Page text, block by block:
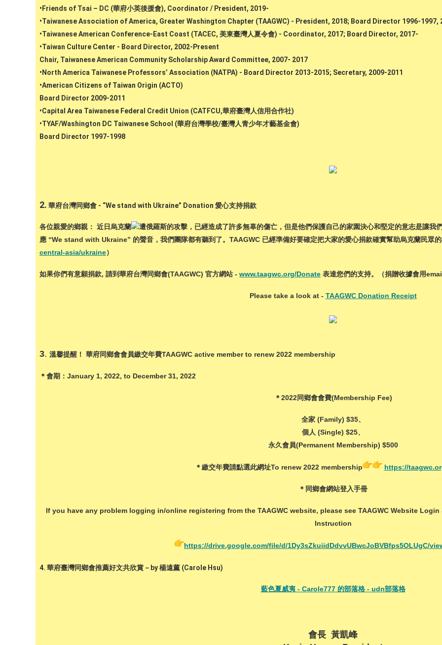
•Friends of Tsai – DC (華府小英後援會), Coordinator / President, 2019-
•Taiwanese Association of America, Greater Washington Chapter (TAAGWC) - President, 2018; Board Director 1996-1997,
•Taiwanese American Conference-East Coast (TACEC, 美東臺灣人夏令會) - Coordinator, 2017; Board Director, 2017-
•Taiwan Culture Center - Board Director, 2002-Present
Chair, Taiwanese American Community Scholarship Award Committee, 2007- 2017
•North America Taiwanese Professors’ Association (NATPA) - Board Director 2013-2015; Secretary, 2009-2011
•American Citizens of Taiwan Origin (ACTO)
Board Director 2009-2011
•Capital Area Taiwanese Federal Credit Union (CATFCU,華府臺灣人信用合作社)
•TYAF/Washington DC Taiwanese School (華府台灣學校/臺灣人青少年才藝基金會)
Board Director 1997-1998
2. 華府台灣同鄉會 - “We stand with Ukraine” Donation 愛心支持捐款
各位親愛的鄉親： 近日烏克蘭
遭俄羅斯的攻擊，已經造成了許多無辜的傷亡，但是他們保護自己的家園決心和堅定的意志是讓
應 “We stand with Ukraine” 的聲音，我們團隊都有聽到了。TAAGWC 已經準備好要確定把大家的愛心捐款確實幫助烏克蘭民眾
central-asia/ukraine）
如果你們有意願捐款, 請到華府台灣同鄉會(TAAGWC) 官方網站 - www.taagwc.org/Donate 表達您們的支持。（捐贈收據會用
Please take a look at - TAAGWC Donation Receipt
3. 溫馨提醒！ 華府同鄉會會員繳交年費TAAGWC active member to renew 2022 membership
＊會期：January 1, 2022, to December 31, 2022
＊2022同鄉會會費(Membership Fee)
全家 (Family) $35、
個人 (Single) $25、
永久會員(Permanent Membership) $500
＊繳交年費請點選此網址To renew 2022 membership https://
＊同鄉會網站登入手冊
If you have any problem logging in/online registering from the TAAGWC website, please see TAAGWC Website
Instruction
https://drive.google.com/file/d/1Dy3sZkuiidDdvvUBwcJoBVBfps5OLUgC/
4. 華府臺灣同鄉會推薦好文共欣賞－by 楊遠薰 (Carole Hsu)
藍色夏威夷 - Carole777 的部落格 - udn部落格
會長 黃凱峰